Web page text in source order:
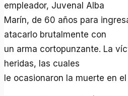
empleador, Juvenal Alba
Marín, de 60 años para
atacarlo brutalmente con
un arma cortopunzante. La
heridas, las cuales
le ocasionaron la muerte en